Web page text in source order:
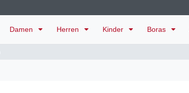
Damen Herren Kinder Boras